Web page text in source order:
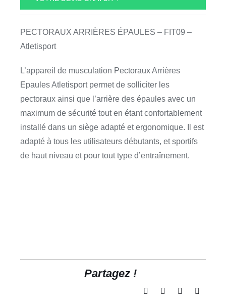
Atletisport
PECTORAUX ARRIÈRES ÉPAULES – FIT09 –
Atletisport
L’appareil de musculation Pectoraux Arrières
Epaules Atletisport permet de solliciter les
pectoraux ainsi que l’arrière des épaules avec un
maximum de sécurité tout en étant confortablement
installé dans un siège adapté et ergonomique. Il est
adapté à tous les utilisateurs débutants, et sportifs
de haut niveau et pour tout type d’entraînement.
Partagez !